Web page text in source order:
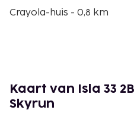
Crayola-huis - 0,8 km
Rifpark Garrafon - 2,3 km
Museo Capitán Dulché -
Parque de los Sueños - 2,6
Kaart van Isla 33
Skyrun